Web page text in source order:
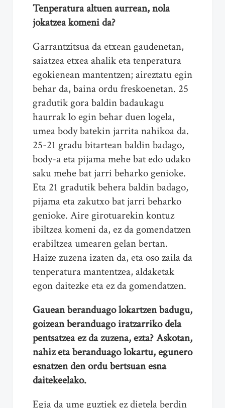
Tenperatura altuen aurrean, nola
jokatzea komeni da?
Garrantzitsua da etxean gaudenetan,
saiatzea etxea ahalik eta tenperatura
egokienean mantentzen; aireztatu egin
behar da, baina ordu freskoenetan. 25
gradutik gora baldin badaukagu
haurrak lo egin behar duen logela,
umea body batekin jarrita nahikoa da.
25-21 gradu bitartean baldin badago,
body-a eta pijama mehe bat edo udako
saku mehe bat jarri beharko genioke.
Eta 21 gradutik behera baldin badago,
pijama eta zakutxo bat jarri beharko
genioke. Aire girotuarekin kontuz
ibiltzea komeni da, ez da gomendatzen
erabiltzea umearen gelan bertan.
Haize zuzena izaten da, eta oso zaila da
tenperatura mantentzea, aldaketak
egon daitezke eta ez da gomendatzen.
Gauean beranduago lokartzen badugu,
goizean beranduago iratzarriko dela
pentsatzea ez da zuzena, ezta? Askotan,
nahiz eta beranduago lokartu, egunero
esnatzen den ordu bertsuan esna
daitekeelako.
Egia da ume guztiek ez dietela berdin